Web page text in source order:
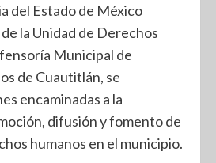
del Estado de México
la Unidad de Derechos
Municipal de
de Cuautitlán, se
encaminadas a la
difusión y fomento de
humanos en el municipio.